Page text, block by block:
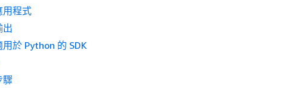
用程式
出
用於 Python 的 SDK
驟